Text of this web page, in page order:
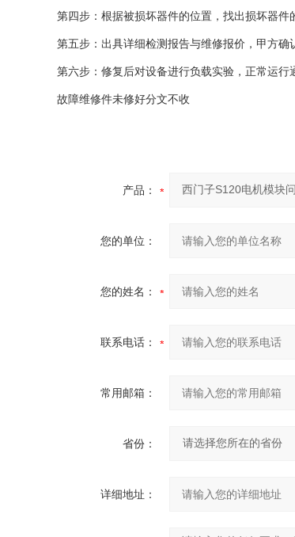
第四步：根据被损坏器件的位置，找出损坏器件
第五步：出具详细检测报告与维修报价，甲方确
第六步：修复后对设备进行负载实验，正常运行
故障维修件未修好分文不收
产品：
您的单位：
您的姓名：
联系电话：
常用邮箱：
省份：
详细地址：